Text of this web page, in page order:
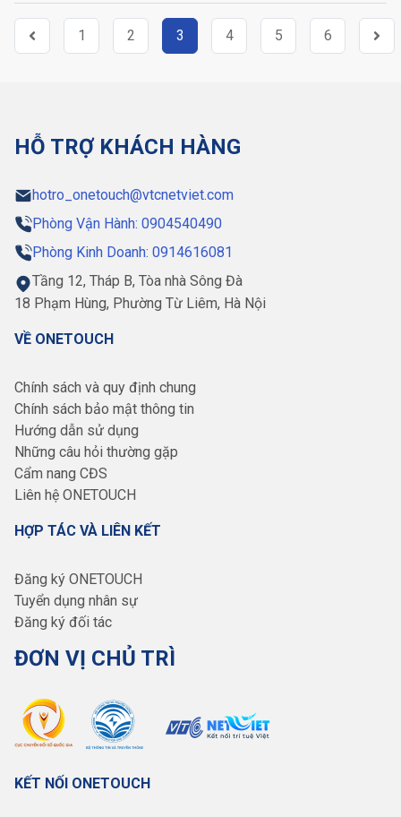
1 2 3 4 5 6
HỖ TRỢ KHÁCH HÀNG
hotro_onetouch@vtcnetviet.com
Phòng Vận Hành: 0904540490
Phòng Kinh Doanh: 0914616081
Tầng 12, Tháp B, Tòa nhà Sông Đà
18 Phạm Hùng, Phường Từ Liêm, Hà Nội
VỀ ONETOUCH
Chính sách và quy định chung
Chính sách bảo mật thông tin
Hướng dẫn sử dụng
Những câu hỏi thường gặp
Cẩm nang CĐS
Liên hệ ONETOUCH
HỢP TÁC VÀ LIÊN KẾT
Đăng ký ONETOUCH
Tuyển dụng nhân sự
Đăng ký đối tác
ĐƠN VỊ CHỦ TRÌ
KẾT NỐI ONETOUCH